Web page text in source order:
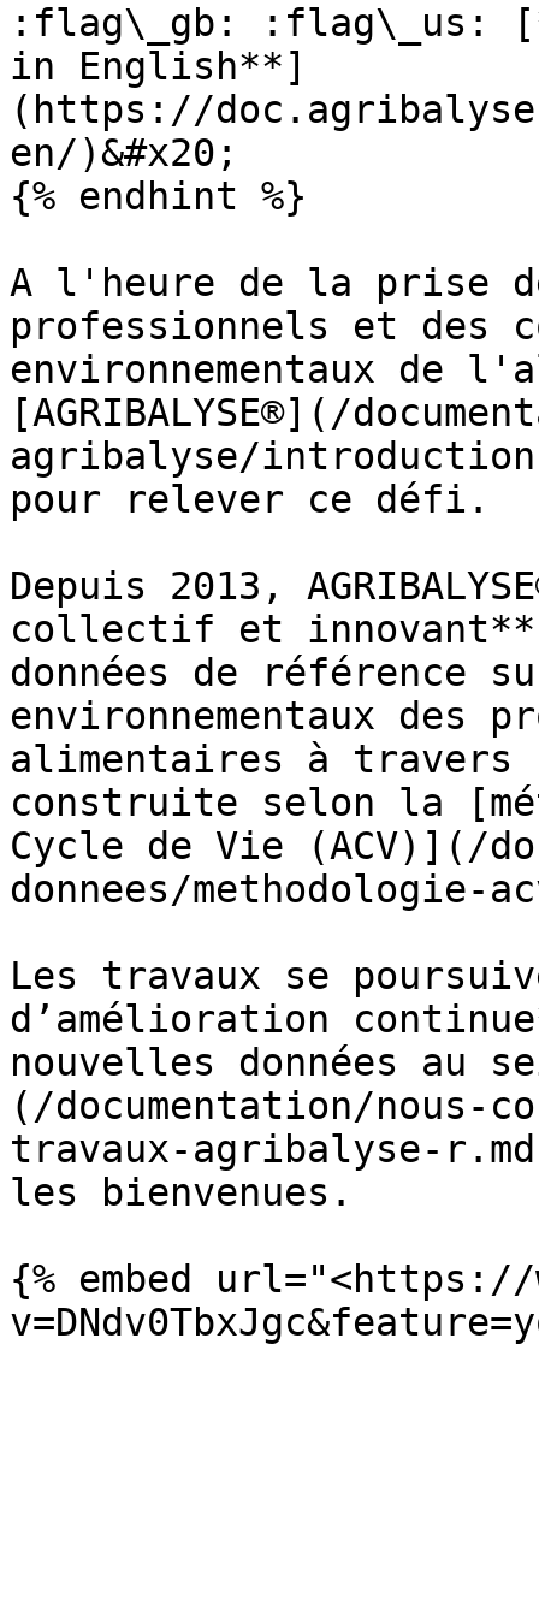
:flag\_gb: :flag\_us:
in English**]
(https://
en/)&#x20;
{% endhint %}
A l'heure de la prise
professionnels et des
environnementaux de
[AGRIBALYSE®](/
agribalyse/
pour relever ce défi.
Depuis 2013,
collectif et innovant**
données de référence
environnementaux des
alimentaires à travers
construite selon la
Cycle de Vie (ACV)](/
donnees/methodologie-
Les travaux se
d’amélioration
nouvelles données au
(/documentation/nous-
travaux-agribalyse-
les bienvenues.
{% embed url="<https://